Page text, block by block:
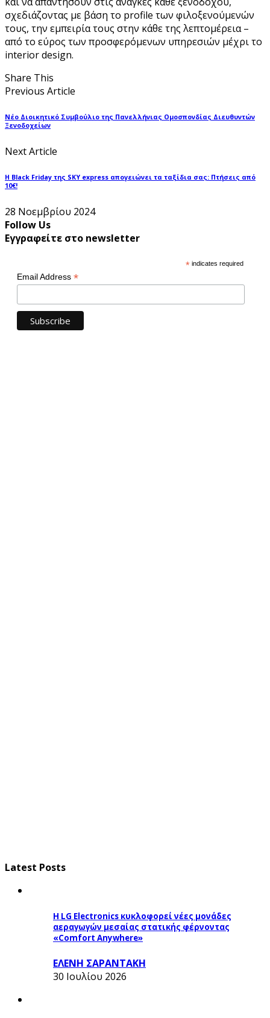
σχεδιάζοντας με βάση το profile των φιλοξενούμενών
τους, την εμπειρία τους στην κάθε της λεπτομέρεια –
από το εύρος των προσφερόμενων υπηρεσιών μέχρι το
interior design.
Share This
Previous Article
Νέο Διοικητικό Συμβούλιο της Πανελλήνιας Ομοσπονδίας Διευθυντών
Ξενοδοχείων
Next Article
Η Black Friday της SKY express απογειώνει τα ταξίδια σας: Πτήσεις από
10€!
28 Νοεμβρίου 2024
Follow Us
Εγγραφείτε στο newsletter
* indicates required
Email Address *
Latest Posts
Η LG Electronics κυκλοφορεί νέες μονάδες
αεραγωγών μεσαίας στατικής φέρνοντας
«Comfort Anywhere»
ΕΛΕΝΗ ΣΑΡΑΝΤΑΚΗ
30 Ιουλίου 2026